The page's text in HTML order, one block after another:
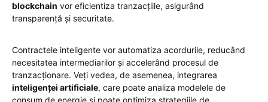
blockchain vor eficientiza tranzacțiile, asigurând
transparență și securitate.
Contractele inteligente vor automatiza acordurile, reducând
necesitatea intermediarilor și accelerând procesul de
tranzacționare. Veți vedea, de asemenea, integrarea
inteligenței artificiale, care poate analiza modelele de
consum de energie și poate optimiza strategiile de